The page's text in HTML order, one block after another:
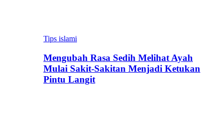
Tips islami
Mengubah Rasa Sedih Melihat Ayah
Mulai Sakit-Sakitan Menjadi Ketukan
Pintu Langit